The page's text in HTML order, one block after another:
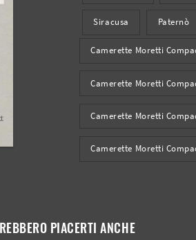
Siracusa Paternò
Camerette Moretti
Camerette Moretti
Camerette Moretti
Camerette Moretti
PIACERTI ANCHE